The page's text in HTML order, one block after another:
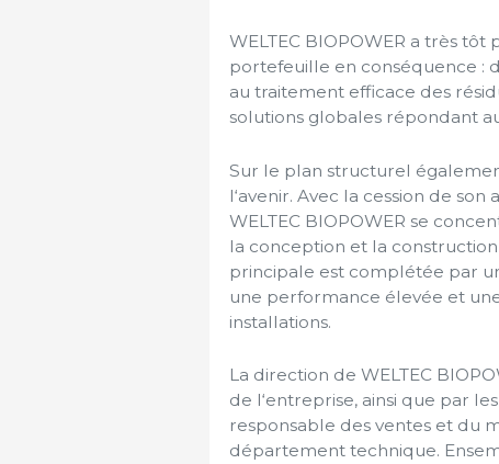
WELTEC BIOPOWER a très
portefeuille en conséquence :
au traitement efficace des
solutions globales répondant
Sur le plan structurel
l‘avenir. Avec la cession de
WELTEC BIOPOWER se
la conception et la
principale est complétée par
une performance élevée et
installations.
La direction de WELTEC
de l‘entreprise, ainsi que par
responsable des ventes et du
département technique.